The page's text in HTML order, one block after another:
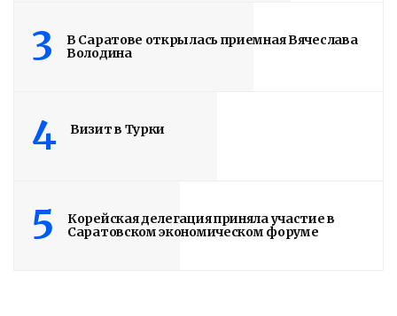
3
В Саратове открылась приемная Вячеслава
Володина
4 Визит в Турки
5
Корейская делегация приняла участие в
Саратовском экономическом форуме
Володин: 31 августа
РАБОТЫ БУДУТ
5 дней назад
Подробности в статье!
Read More